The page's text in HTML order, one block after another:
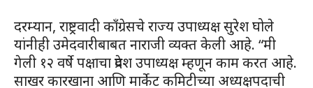
दरम्यान, राष्ट्रवादी काँग्रेसचे राज्य उपाध्यक्ष सुरेश घोले
यांनीही उमेदवारीबाबत नाराजी व्यक्त केली आहे. “मी
गेली १२ वर्षे पक्षाचा प्रदेश उपाध्यक्ष म्हणून काम करत आहे.
साखर कारखाना आणि मार्केट कमिटीच्या अध्यक्षपदाची